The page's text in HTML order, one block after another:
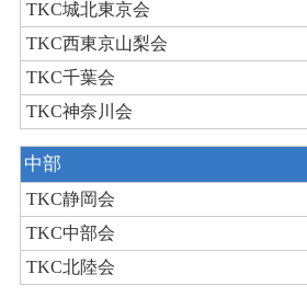
TKC城北東京会
TKC西東京山梨会
TKC千葉会
TKC神奈川会
中部
TKC静岡会
TKC中部会
TKC北陸会